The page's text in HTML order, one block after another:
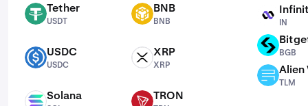
USDT Tether
USDT
BNB BNB
BNB
USDC USDC
USDC
XRP XRP
XRP
SOL Solana TRX TRON
IN
IN
BGB
BGB
TLM Alien
TLM